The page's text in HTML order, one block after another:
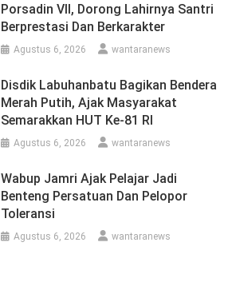
Porsadin VII, Dorong Lahirnya Santri
Berprestasi Dan Berkarakter
Agustus 6, 2026 wantaranews
Disdik Labuhanbatu Bagikan Bendera
Merah Putih, Ajak Masyarakat
Semarakkan HUT Ke-81 RI
Agustus 6, 2026 wantaranews
Wabup Jamri Ajak Pelajar Jadi
Benteng Persatuan Dan Pelopor
Toleransi
Agustus 6, 2026 wantaranews